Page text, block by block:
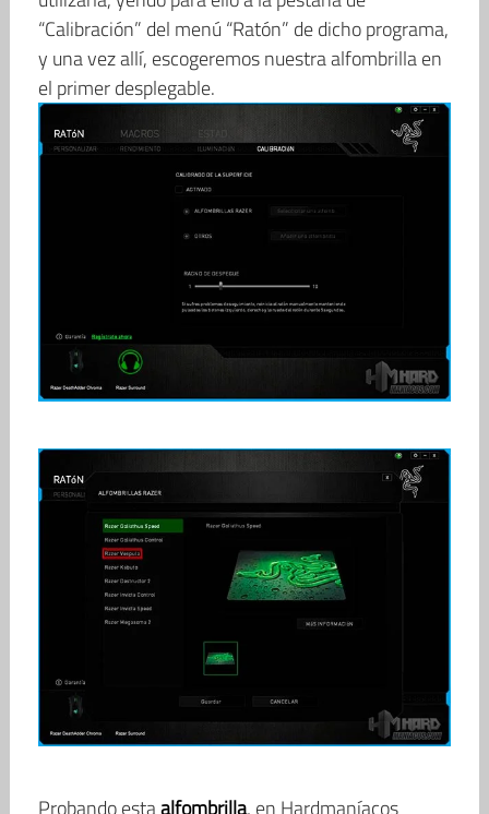
“Calibración” del menú “Ratón” de dicho programa,
y una vez allí, escogeremos nuestra alfombrilla en
el primer desplegable.